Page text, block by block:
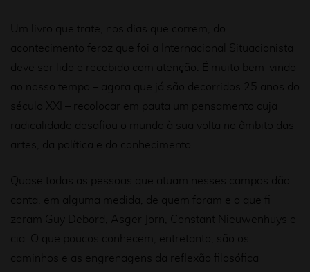
Um livro que trate, nos dias que correm, do
acontecimento feroz que foi a Internacional Situacionista
deve ser lido e recebido com atenção. É muito bem-vindo
ao nosso tempo – agora que já são decorridos 25 anos do
século XXI – recolocar em pauta um pensamento cuja
radicalidade desafiou o mundo à sua volta no âmbito das
artes, da política e do conhecimento.
Quase todas as pessoas que atuam nesses campos dão
conta, em alguma medida, de quem foram e o que fi
zeram Guy Debord, Asger Jorn, Constant Nieuwenhuys e
cia. O que poucos conhecem, entretanto, são os
caminhos e as engrenagens da reflexão filosófica